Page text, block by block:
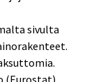
sivulta
(Eurostat)